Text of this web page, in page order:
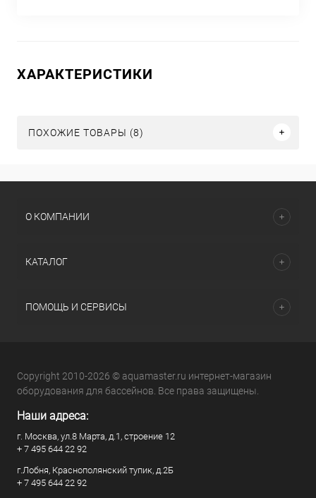
ХАРАКТЕРИСТИКИ
ПОХОЖИЕ ТОВАРЫ (8)
О КОМПАНИИ
КАТАЛОГ
ПОМОЩЬ И СЕРВИСЫ
Copyright 2010-2026 © aquamaster.ru интернет-магазин
оборудования для бассейнов. Все права защищены.
Наши адреса:
г. Москва, ул.8 Марта, д.1, строение 12
+ 7 495 644 22 92
г.Лобня, Краснополянский тупик, д.2Б
+ 7 495 644 22 92